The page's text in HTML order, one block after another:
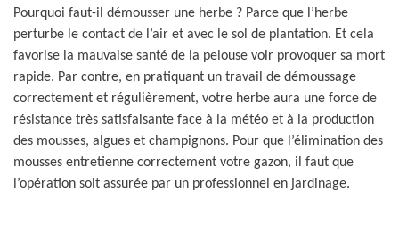
Pourquoi faut-il démousser une herbe ? Parce que l’herbe
perturbe le contact de l’air et avec le sol de plantation. Et cela
favorise la mauvaise santé de la pelouse voir provoquer sa mort
rapide. Par contre, en pratiquant un travail de démoussage
correctement et régulièrement, votre herbe aura une force de
résistance très satisfaisante face à la météo et à la production
des mousses, algues et champignons. Pour que l’élimination des
mousses entretienne correctement votre gazon, il faut que
l’opération soit assurée par un professionnel en jardinage.